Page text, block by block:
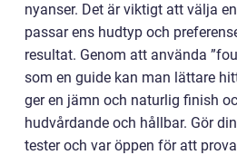
nyanser. Det är viktigt att välja
passar ens hudtyp och
resultat. Genom att använda
som en guide kan man lättare
ger en jämn och naturlig finish
hudvårdande och hållbar. Gör
tester och var öppen för att